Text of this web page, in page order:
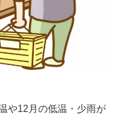
や12月の低温・少雨が